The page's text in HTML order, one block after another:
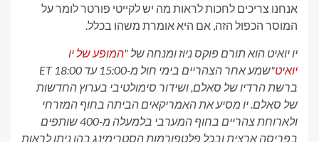
אנחנו צריכים לחכות לראות מה יש לקייטי פורטר לומר על
המוסר הכפול הזה, אם היא אומרת משהו בכלל.
יו יואיט הוא תורם פוקס ניוז ומנחה של "המופע של יו
יואיט
"שמע אחר הצהריים בימי חול מ-15:00 עד 18:00 ET
ברשת הרדיו של סאלם, ושידור סימולטיבי בערוץ החדשות
של סאלם. יו מסיע את האמריקאים הביתה בחוף המזרחי
ולארוחת צהריים בחוף המערבי בלמעלה מ-400 שותפים
בפריסה ארצית ובכל פלטפורמות הסטרימינג בהן ניתן לראות